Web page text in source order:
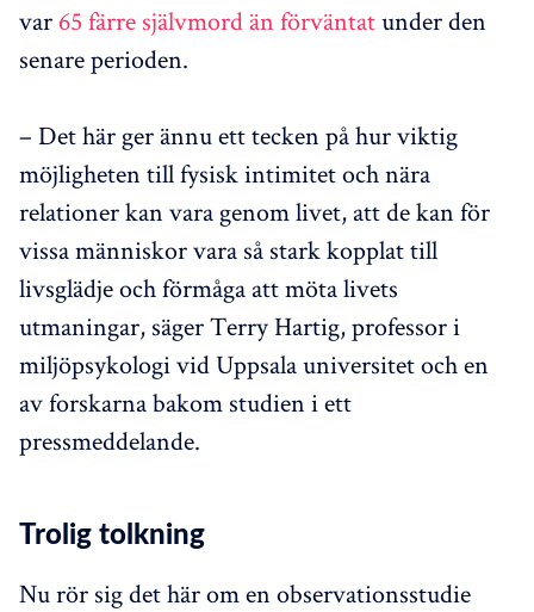
var 65 färre självmord än förväntatunder den
senare perioden.
– Det här ger ännu ett tecken på hur viktig
möjligheten till fysisk intimitet och nära
relationer kan vara genom livet, att de kan för
vissa människor vara så stark kopplat till
livsglädje och förmåga att möta livets
utmaningar, säger Terry Hartig, professor i
miljöpsykologi vid Uppsala universitet och en
av forskarna bakom studien i ett
pressmeddelande.
Trolig tolkning
Nu rör sig det här om en observationsstudie